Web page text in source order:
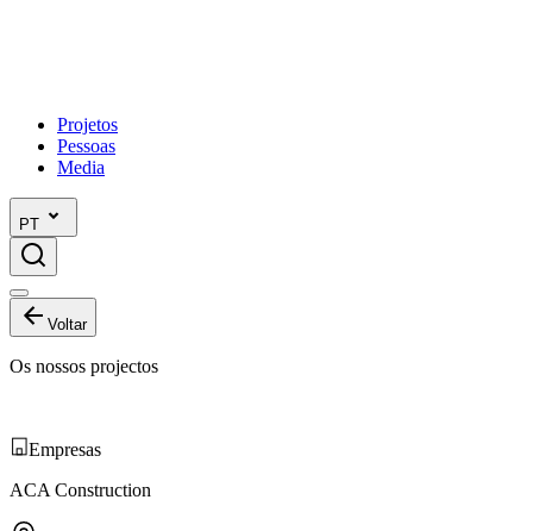
Projetos
Pessoas
Media
PT
Voltar
Os nossos projectos
Empresas
ACA Construction